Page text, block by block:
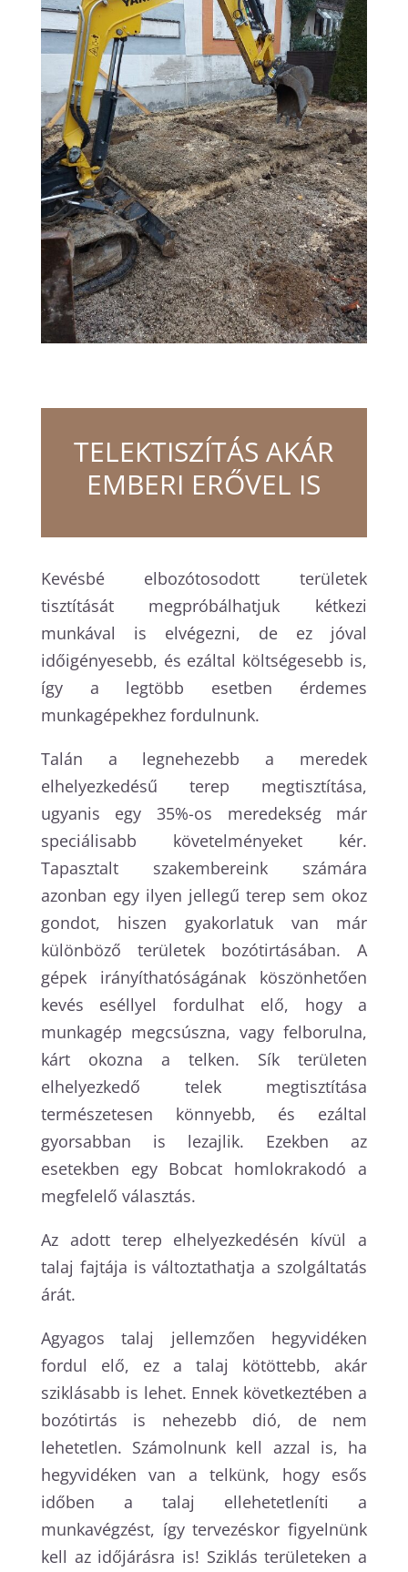
TELEKTISZÍTÁS AKÁR
EMBERI ERŐVEL IS
Kevésbé elbozótosodott területek
tisztítását megpróbálhatjuk kétkezi
munkával is elvégezni, de ez jóval
időigényesebb, és ezáltal költségesebb is,
így a legtöbb esetben érdemes
munkagépekhez fordulnunk.
Talán a legnehezebb a meredek
elhelyezkedésű terep megtisztítása,
ugyanis egy 35%-os meredekség már
speciálisabb követelményeket kér.
Tapasztalt szakembereink számára
azonban egy ilyen jellegű terep sem okoz
gondot, hiszen gyakorlatuk van már
különböző területek bozótirtásában. A
gépek irányíthatóságának köszönhetően
kevés eséllyel fordulhat elő, hogy a
munkagép megcsúszna, vagy felborulna,
kárt okozna a telken. Sík területen
elhelyezkedő telek megtisztítása
természetesen könnyebb, és ezáltal
gyorsabban is lezajlik. Ezekben az
esetekben egy Bobcat homlokrakodó a
megfelelő választás.
Az adott terep elhelyezkedésén kívül a
talaj fajtája is változtathatja a szolgáltatás
árát.
Agyagos talaj jellemzően hegyvidéken
fordul elő, ez a talaj kötöttebb, akár
sziklásabb is lehet. Ennek következtében a
bozótirtás is nehezebb dió, de nem
lehetetlen. Számolnunk kell azzal is, ha
hegyvidéken van a telkünk, hogy esős
időben a talaj ellehetetleníti a
munkavégzést, így tervezéskor figyelnünk
kell az időjárásra is! Sziklás területeken a